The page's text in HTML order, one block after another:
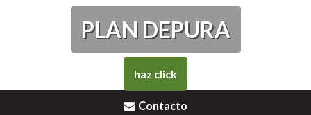
PLAN DEPURA
haz click
Contacto